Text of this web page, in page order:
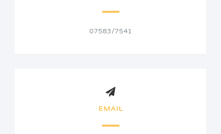
07583/7541
EMAIL